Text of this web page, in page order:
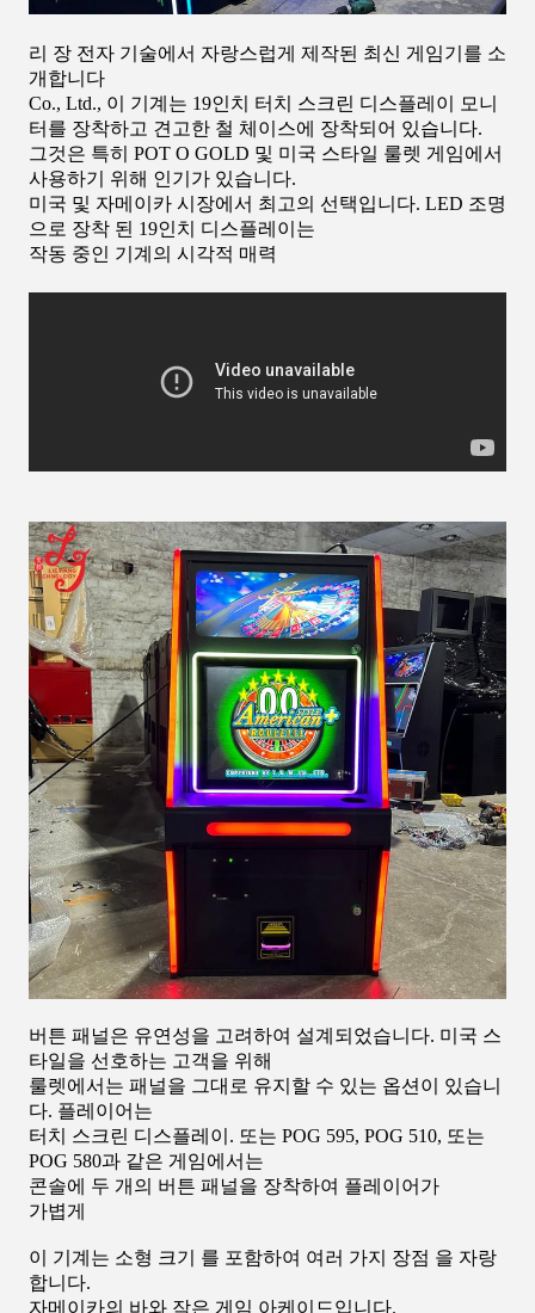
리 장 전자 기술에서 자랑스럽게 제작된 최신 게임기를 소
개합니다
Co., Ltd., 이 기계는 19인치 터치 스크린 디스플레이 모니
터를 장착하고 견고한 철 체이스에 장착되어 있습니다.
그것은 특히 POT O GOLD 및 미국 스타일 룰렛 게임에서
사용하기 위해 인기가 있습니다.
미국 및 자메이카 시장에서 최고의 선택입니다. LED 조명
으로 장착 된 19인치 디스플레이는
작동 중인 기계의 시각적 매력
버튼 패널은 유연성을 고려하여 설계되었습니다. 미국 스
타일을 선호하는 고객을 위해
룰렛에서는 패널을 그대로 유지할 수 있는 옵션이 있습니
다. 플레이어는
터치 스크린 디스플레이. 또는 POG 595, POG 510, 또는
POG 580과 같은 게임에서는
콘솔에 두 개의 버튼 패널을 장착하여 플레이어가
가볍게
이 기계는 소형 크기 를 포함하여 여러 가지 장점 을 자랑
합니다.
자메이카의 바와 작은 게임 아케이드입니다.